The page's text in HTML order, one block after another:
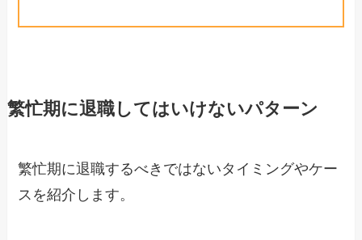
繁忙期に退職してはいけないパターン
繁忙期に退職するべきではないタイミングやケー
スを紹介します。